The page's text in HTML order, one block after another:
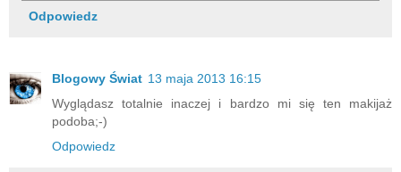
Odpowiedz
Blogowy Świat 13 maja 2013 16:15
Wyglądasz totalnie inaczej i bardzo mi się ten makijaż
podoba;-)
Odpowiedz